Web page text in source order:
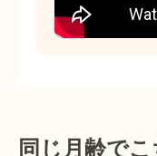
同じ月齢で